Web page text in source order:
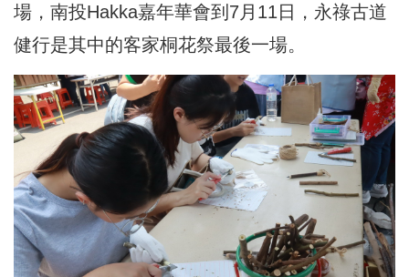
場，南投Hakka嘉年華會到7月11日，永祿古道
健行是其中的客家桐花祭最後一場。